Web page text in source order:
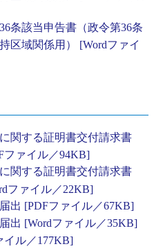
条該当申告書（政令第36条
区域関係用） [Wordファイ
関する証明書交付請求書
ファイル／94KB]
関する証明書交付請求書
ファイル／22KB]
出 [PDFファイル／67KB]
出 [Wordファイル／35KB]
イル／177KB]